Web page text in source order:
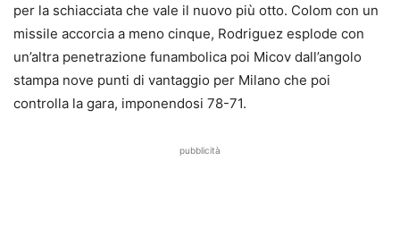
per la schiacciata che vale il nuovo più otto. Colom con un
missile accorcia a meno cinque, Rodriguez esplode con
un’altra penetrazione funambolica poi Micov dall’angolo
stampa nove punti di vantaggio per Milano che poi
controlla la gara, imponendosi 78-71.
pubblicità